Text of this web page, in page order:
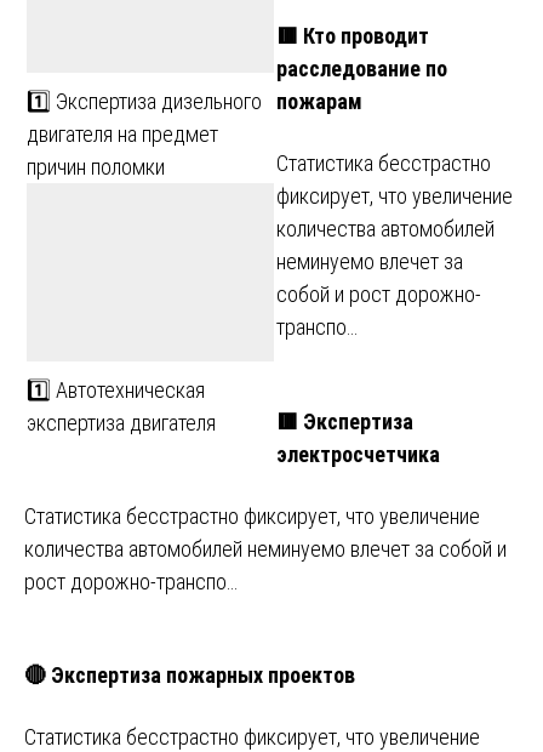
1️⃣ Экспертиза дизельного
двигателя на предмет
причин поломки
1️⃣ Автотехническая
экспертиза двигателя
🟥 Кто проводит
расследование по
пожарам
Статистика бесстрастно
фиксирует, что увеличение
количества автомобилей
неминуемо влечет за
собой и рост дорожно-
транспо…
🟥 Экспертиза
электросчетчика
Статистика бесстрастно фиксирует, что увеличение
количества автомобилей неминуемо влечет за собой и
рост дорожно-транспо…
🔴 Экспертиза пожарных проектов
Статистика бесстрастно фиксирует, что увеличение